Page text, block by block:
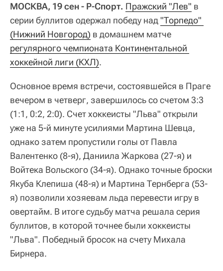
МОСКВА, 19 сен - Р-Спорт. Пражский "Лев" в
серии буллитов одержал победу над"Торпедо"
(Нижний Новгород) в домашнем матче
регулярного чемпионата Континентальной
хоккейной лиги (КХЛ).
Основное время встречи, состоявшейся в Праге
вечером в четверг, завершилось со счетом 3:3
(1:1, 0:2, 2:0). Счет хоккеисты "Льва" открыли
уже на 5-й минуте усилиями Мартина Шевца,
однако затем пропустили голы от Павла
Валентенко (8-я), Даниила Жаркова (27-я) и
Войтека Вольского (34-я). Однако точные броски
Якуба Клепиша (48-я) и Мартина Тернберга (53-
я) позволили хозяевам льда перевести игру в
овертайм. В итоге судьбу матча решала серия
буллитов, в которой точнее были хоккеисты
"Льва". Победный бросок на счету Михала
Бирнера.